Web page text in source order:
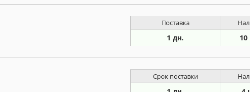
Поставка
1 дн.
Срок поставки